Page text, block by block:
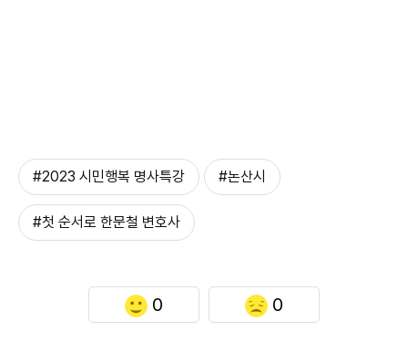
#2023 시민행복 명사특강 #논산시
#첫 순서로 한문철 변호사
0 0